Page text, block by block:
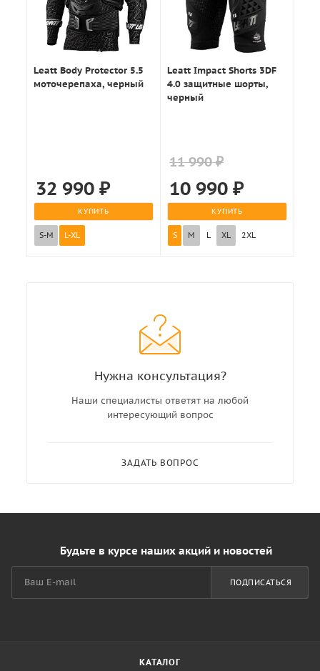
Leatt Body Protector 5.5
моточерепаха, черный
32 990₽
КУПИТЬ
S-M L-XL
Leatt Impact Shorts 3DF
4.0 защитные шорты,
черный
11 990 ₽
10 990 ₽
КУПИТЬ
S M L XL 2XL
Нужна консультация?
Наши специалисты ответят на любой
интересующий вопрос
ЗАДАТЬ ВОПРОС
Будьте в курсе наших акций и новостей
ПОДПИСАТЬСЯ
КАТАЛОГ